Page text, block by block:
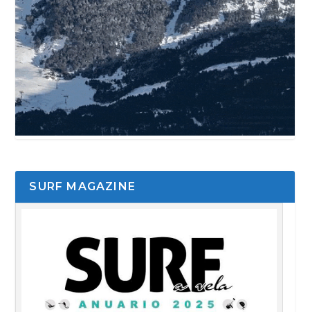
SURF MAGAZINE